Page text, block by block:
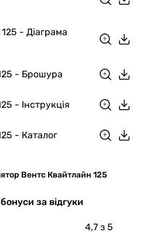
- Діаграма
- Брошура
- Інструкція
- Каталог
Вентс Квайтлайн 125
за відгуки
4,7 з 5